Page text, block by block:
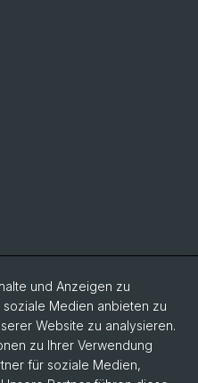
und Anzeigen zu
Medien anbieten zu
Website zu analysieren.
zu Ihrer Verwendung
für soziale Medien,